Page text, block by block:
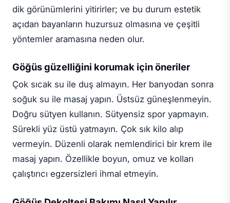
dik görünümlerini yitirirler; ve bu durum estetik
açıdan bayanların huzursuz olmasına ve çeşitli
yöntemler aramasına neden olur.
Göğüs güzelliğini korumak için öneriler
Çok sıcak su ile duş almayın. Her banyodan sonra
soğuk su ile masaj yapın. Üstsüz güneşlenmeyin.
Doğru sütyen kullanın. Sütyensiz spor yapmayın.
Sürekli yüz üstü yatmayın. Çok sık kilo alıp
vermeyin. Düzenli olarak nemlendirici bir krem ile
masaj yapın. Özellikle boyun, omuz ve kolları
çalıştırıcı egzersizleri ihmal etmeyin.